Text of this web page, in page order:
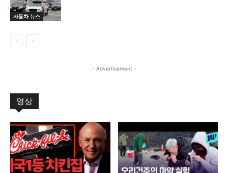
자동차 뉴스
- Advertisement -
영상